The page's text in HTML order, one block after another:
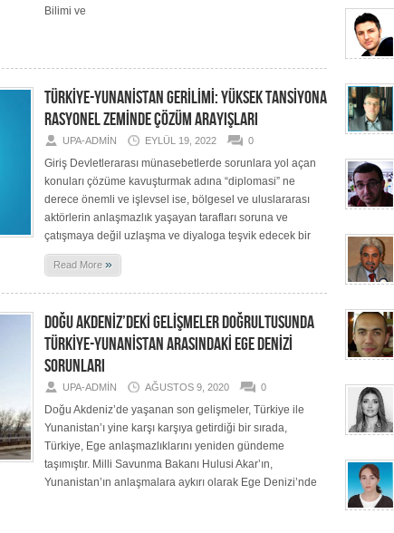
Bilimi ve
TÜRKİYE-YUNANİSTAN GERİLİMİ: YÜKSEK TANSİYONA
RASYONEL ZEMİNDE ÇÖZÜM ARAYIŞLARI
UPA-ADMIN EYLÜL 19, 2022 0
Giriş Devletlerarası münasebetlerde sorunlara yol açan
konuları çözüme kavuşturmak adına “diplomasi” ne
derece önemli ve işlevsel ise, bölgesel ve uluslararası
aktörlerin anlaşmazlık yaşayan tarafları soruna ve
çatışmaya değil uzlaşma ve diyaloga teşvik edecek bir
Read More »
DOĞU AKDENİZ’DEKİ GELİŞMELER DOĞRULTUSUNDA
TÜRKİYE-YUNANİSTAN ARASINDAKİ EGE DENİZİ
SORUNLARI
UPA-ADMIN AĞUSTOS 9, 2020 0
Doğu Akdeniz’de yaşanan son gelişmeler, Türkiye ile
Yunanistan’ı yine karşı karşıya getirdiği bir sırada,
Türkiye, Ege anlaşmazlıklarını yeniden gündeme
taşımıştır. Milli Savunma Bakanı Hulusi Akar’ın,
Yunanistan’ın anlaşmalara aykırı olarak Ege Denizi’nde